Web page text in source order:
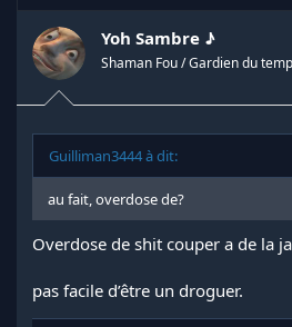
Yoh Sambre ♪
Shaman Fou / Gardien du
Guilliman3444 à dit:
au fait, overdose de?
Overdose de shit couper a de la
pas facile d’être un droguer.